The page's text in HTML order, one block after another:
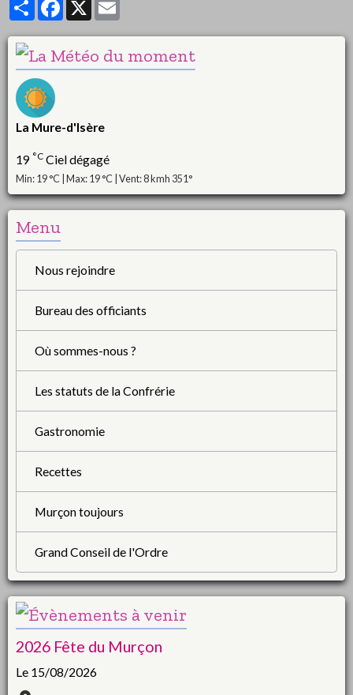
La Mure-d'Isère
19 °C Ciel dégagé
Min: 19 °C | Max: 19 °C | Vent: 8 kmh 351°
Menu
Nous rejoindre
Bureau des officiants
Où sommes-nous ?
Les statuts de la Confrérie
Gastronomie
Recettes
Murçon toujours
Grand Conseil de l'Ordre
2026 Fête du Murçon
Le 15/08/2026